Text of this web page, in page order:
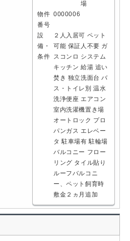
場
物件
番号
0000006
設
備・
条件
２人入居可 ペット
可能 保証人不要 ガ
スコンロ システム
キッチン 給湯 追い
焚き 独立洗面台 バ
ス・トイレ別 温水
洗浄便座 エアコン
室内洗濯機置き場
オートロック プロ
パンガス エレベー
タ 駐車場有 駐輪場
バルコニー フロー
リング タイル貼り
ルーフバルコニ
ー、ペット飼育時
敷金２ヵ月追加